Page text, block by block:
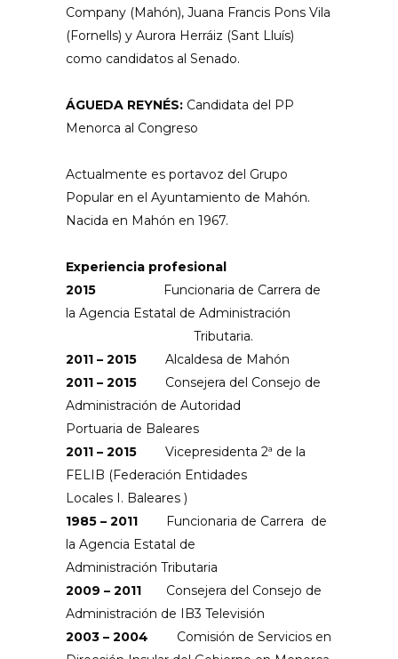
Company (Mahón), Juana Francis Pons Vila
(Fornells) y Aurora Herráiz (Sant Lluís)
como candidatos al Senado.
ÁGUEDA REYNÉS: Candidata del PP
Menorca al Congreso
Actualmente es portavoz del Grupo
Popular en el Ayuntamiento de Mahón.
Nacida en Mahón en 1967.
Experiencia profesional
2015
Funcionaria de Carrera de
la Agencia Estatal de Administración
Tributaria.
2011 – 2015
Alcaldesa de Mahón
2011 – 2015
Consejera del Consejo de
Administración de Autoridad
Portuaria de Baleares
2011 – 2015 Vicepresidenta 2ª de la
FELIB (Federación Entidades
Locales I. Baleares )
1985 – 2011
Funcionaria de Carrera de
la Agencia Estatal de
Administración Tributaria
2009 – 2011 Consejera del Consejo de
Administración de IB3 Televisión
2003 – 2004 Comisión de Servicios en